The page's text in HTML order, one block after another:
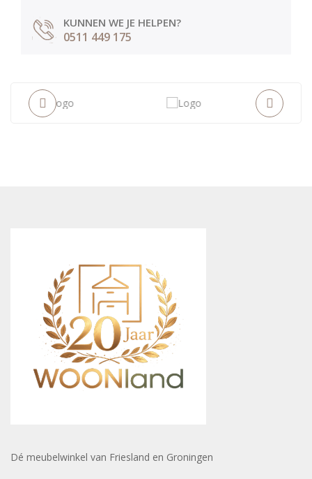
KUNNEN WE JE HELPEN?
0511 449 175
Dé meubelwinkel van Friesland en Groningen